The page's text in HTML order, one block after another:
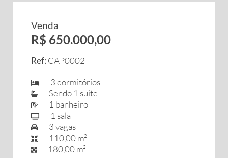
Venda
R$ 650.000,00
Ref: CAP0002
3 dormitórios
Sendo 1 suíte
1 banheiro
1 sala
3 vagas
110,00 m²
180,00 m²